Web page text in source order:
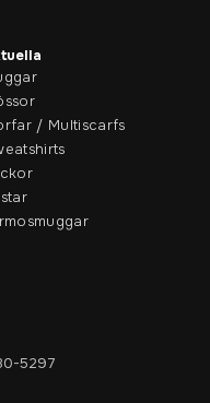
/ Multiscarfs
5297